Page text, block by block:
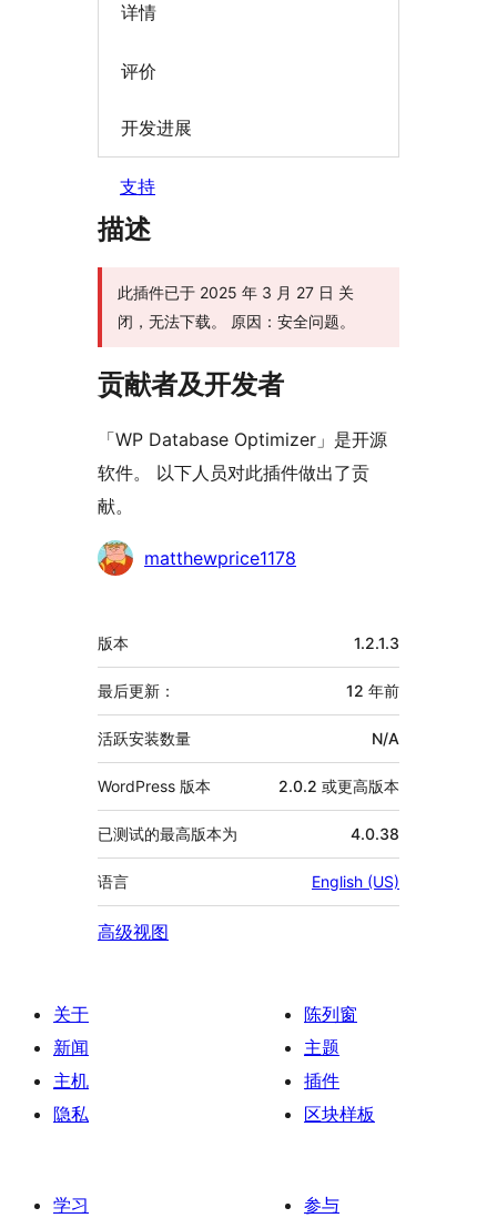
详情
评价
开发进展
支持
描述
此插件已于 2025 年 3 月 27 日 关
闭，无法下载。 原因：安全问题。
贡献者及开发者
「WP Database Optimizer」是开源
软件。 以下人员对此插件做出了贡
献。
贡
matthewprice1178
额
外
信
息
版本 1.2.1.3
最后更新： 12 年前
活跃安装数量 N/A
WordPress 版本 2.0.2 或更高版本
已测试的最高版本为 4.0.38
语言 English (US)
高级视图
关于
新闻
主机
隐私
陈列窗
主题
插件
区块样板
学习
参与